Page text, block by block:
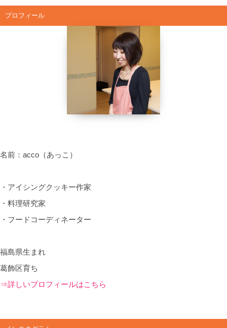
プロフィール
名前：acco（あっこ）
・アイシングクッキー作家
・料理研究家
・フードコーディネーター
福島県生まれ
葛飾区育ち
⇒詳しいプロフィールはこちら